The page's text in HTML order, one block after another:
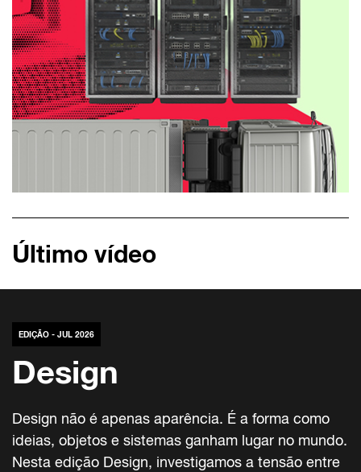
Último vídeo
EDIÇÃO - JUL 2026
Design
Design não é apenas aparência. É a forma como
ideias, objetos e sistemas ganham lugar no mundo.
Nesta edição Design, investigamos a tensão entre